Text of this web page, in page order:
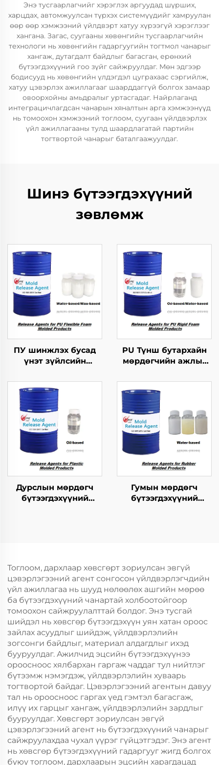
Энэ тусгаарлагчийг хэрэглэх аргуудад шүрших,
харцдах, автомжуулсан түрхэх системүүдийг хамруулан
өөр өөр хэмжээний үйлдвэрт хатуу хүрээгүй хэрэглээг
хангана. Загас, суугааны хөвөнгийн тусгаарлагчийн
технологи нь хөвөнгийн гадаргуугийн тогтмол чанарыг
хангаж, дутагдалт байдлыг багасган, ерөнхий
бүтээгдэхүүний гоо зүйг сайжруулдаг. Мөн эдгээр
бодисууд нь хөвөнгийн үлдэгдэл цуграхаас сэргийлж,
хатуу цэвэрлэх ажиллагааг шаарддаггүй болгох замаар
овоорхойны амьдралыг уртасгадаг. Найрлаганд
интеграцичлагдсан чанарын хяналтын арга хэмжээнүүд
нь томоохон хэмжээний тоглоом, суугаан үйлдвэрлэх
үйл ажиллагааны тулд шаардлагатай партийн
тогтвортой чанарыг баталгаажуулдаг.
Шинэ бүтээгдэхүүний
зөвлөмж
ПУ шинжлэх бусад
үнэт зүйлсийн
бутархайг гаргах
агент
PU Түнш бутархайн
мөрдөгчийн ажлыг
Дурслын мөрдөгч
бүтээгдэхүүний
Гумын мөрдөгч
бүтээгдэхүүний
Тоглоом, дархлаар хөвсгөрт зориулсан эвгүй
цэвэрлэгээний агент сонгосон үйлдвэрлэгчдийн
үйл ажиллагаа нь шууд нөлөөлөх ашгийн мөрөө
ба бүтээгдэхүүний чанартай холбоотойгоор
томоохон сайжруулалттай болдог. Энэ тусгай
шийдэл нь хөвсгөр бүтээгдэхүүн уян хатан ороос
зайлах асуудлыг шийдэж, үйлдвэрлэлийн
зогсонги байдлыг, материал алдагдлыг ихэд
бууруулдаг. Ажилчид эцсийн бүтээгдэхүүнээ
ороосноос хялбархан гаргаж чаддаг тул нийтлэг
бүтээмж нэмэгдэж, үйлдвэрлэлийн хуваарь
тогтвортой байдаг. Цэвэрлэгээний агентын давуу
тал нь ороосноос гаргах үед гэмтэл багасгаж,
илүү их гарцыг хангаж, үйлдвэрлэлийн зардлыг
бууруулдаг. Хөвсгөрт зориулсан эвгүй
цэвэрлэгээний агент нь бүтээгдэхүүний чанарыг
сайжруулахдаа чухал үүрэг гүйцэтгэдэг. Энэ агент
нь хөвсгөр бүтээгдэхүүний гадаргууг жигд болгох
буюу тоглоом, дархлаарын эцсийн харагдацад